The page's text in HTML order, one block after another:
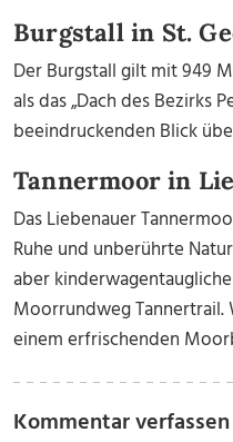
Burgstall in St.
Der Burgstall gilt mit 949
als das „Dach des Bezirks
beeindruckenden Blick
Tannermoor in
Das Liebenauer
Ruhe und unberührte
aber kinderwagentaugliche
MoorrundwegTannertrail.
einem erfrischenden
Kommentar verfassen